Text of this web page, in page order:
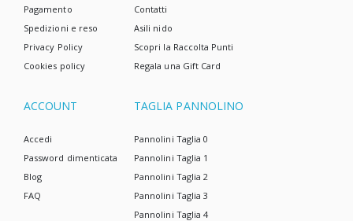
Pagamento
Spedizioni e reso
Privacy Policy
Cookies policy
Contatti
Asili nido
Scopri la Raccolta Punti
Regala una Gift Card
ACCOUNT
Accedi
Password dimenticata
Blog
FAQ
TAGLIA PANNOLINO
Pannolini Taglia 0
Pannolini Taglia 1
Pannolini Taglia 2
Pannolini Taglia 3
Pannolini Taglia 4